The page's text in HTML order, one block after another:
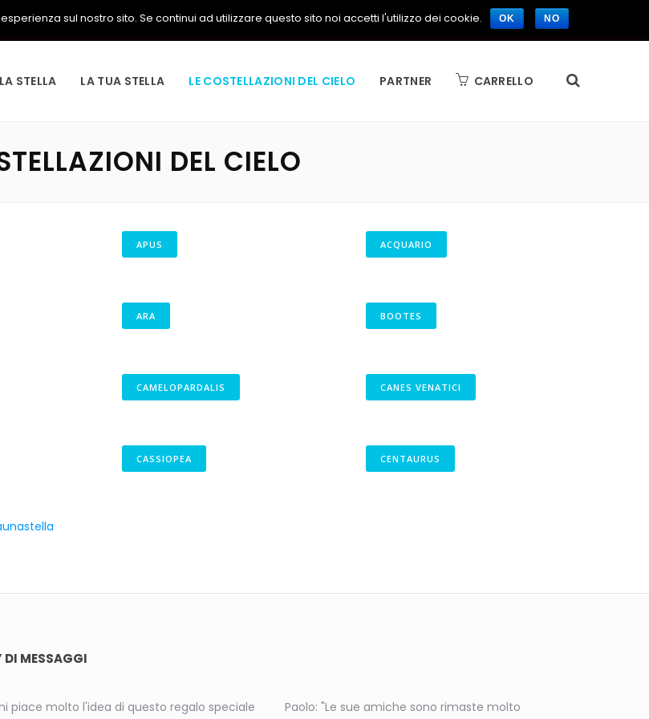
STELLA LA TUA STELLA LE COSTELLAZIONI DEL CIELO PARTNER CARRELLO
DEL CIELO
APUS ACQUARIO
ARA BOOTES
CAMELOPARDALIS CANES VENATICI
CASSIOPEA CENTAURUS
DI MESSAGGI
piace molto l'idea di questo regalo speciale Paolo: "Le sue amiche sono rimaste molto
sul nostro sito. Se continui ad utilizzare questo sito noi accetti l'utilizzo dei cookie. OK NO